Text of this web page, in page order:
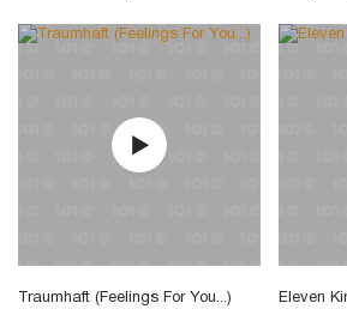
Traumhaft (Feelings For You...) Eleven